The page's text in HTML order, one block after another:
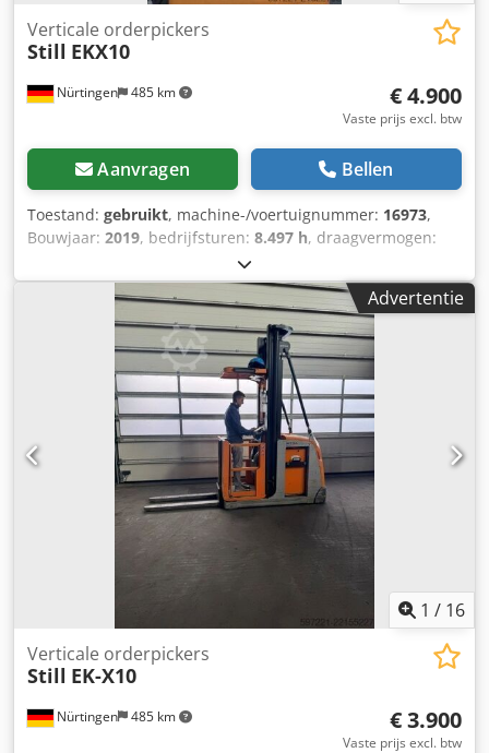
Nürtingen 485 km
Verticale orderpickers
Still EKX10
€ 4.900
Vaste prijs excl. btw
Aanvragen Bellen
Toestand: gebruikt, machine-/voertuignummer: 16973,
Bouwjaar: 2019, bedrijfsturen: 8.497 h, draagvermogen:
4.550 mm
mm, brandstoftype:elektrisch, masttype:Simplex,
bouwhoogte:2.900 mm, batterijspanning:24 V, vorklengte:
, totaalgewicht:2.868 kg, 5116628 Serienummer:
612101V00139 Chedpfx Aajyx Raleyea Specificaties batterij:
24 volt, 840 Ah
Advertentie
1 / 16
Nürtingen 485 km
Verticale orderpickers
Still EK-X10
€ 3.900
Vaste prijs excl. btw